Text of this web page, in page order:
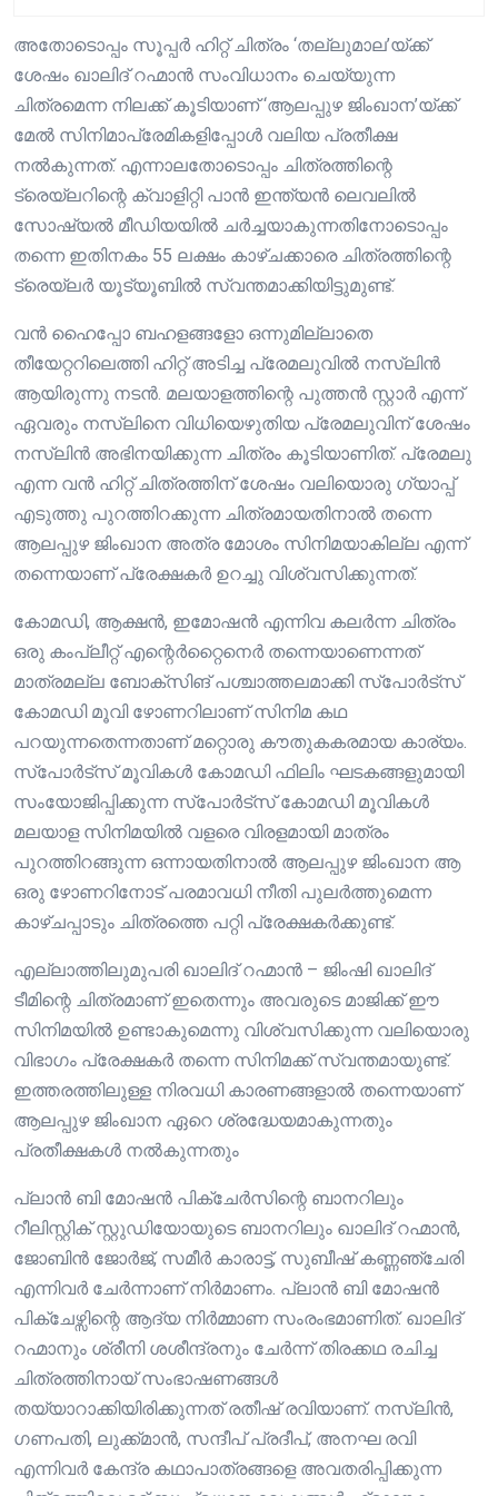
അതോടൊപ്പം സൂപ്പർ ഹിറ്റ് ചിത്രം ‘തല്ലുമാല’യ്ക്ക്
ശേഷം ഖാലിദ് റഹ്മാൻ സംവിധാനം ചെയ്യുന്ന
ചിത്രമെന്ന നിലക്ക് കൂടിയാണ് ‘ആലപ്പുഴ ജിംഖാന’യ്ക്ക്
മേൽ സിനിമാപ്രേമികളിപ്പോൾ വലിയ പ്രതീക്ഷ
നൽകുന്നത്. എന്നാലതോടൊപ്പം ചിത്രത്തിന്റെ
ട്രെയ്ലറിന്റെ ക്വാളിറ്റി പാൻ ഇന്ത്യൻ ലെവലിൽ
സോഷ്യൽ മീഡിയയിൽ ചർച്ചയാകുന്നതിനോടൊപ്പം
തന്നെ ഇതിനകം 55 ലക്ഷം കാഴ്ചക്കാരെ ചിത്രത്തിന്റെ
ട്രെയ്ലർ യൂട്യൂബിൽ സ്വന്തമാക്കിയിട്ടുമുണ്ട്.
വൻ ഹൈപ്പോ ബഹളങ്ങളോ ഒന്നുമില്ലാതെ
തീയേറ്ററിലെത്തി ഹിറ്റ് അടിച്ച പ്രേമലുവിൽ നസ്ലിൻ
ആയിരുന്നു നടൻ. മലയാളത്തിന്റെ പുത്തൻ സ്റ്റാർ എന്ന്
ഏവരും നസ്ലിനെ വിധിയെഴുതിയ പ്രേമലുവിന് ശേഷം
നസ്ലിൻ അഭിനയിക്കുന്ന ചിത്രം കൂടിയാണിത്. പ്രേമലു
എന്ന വൻ ഹിറ്റ്‌ ചിത്രത്തിന് ശേഷം വലിയൊരു ഗ്യാപ്പ്
എടുത്തു പുറത്തിറക്കുന്ന ചിത്രമായതിനാൽ തന്നെ
ആലപ്പുഴ ജിംഖാന അത്ര മോശം സിനിമയാകില്ല എന്ന്
തന്നെയാണ് പ്രേക്ഷകർ ഉറച്ചു വിശ്വസിക്കുന്നത്.
കോമഡി, ആക്ഷൻ, ഇമോഷൻ എന്നിവ കലർന്ന ചിത്രം
ഒരു കംപ്ലീറ്റ് എന്റെർറ്റൈനെർ തന്നെയാണെന്നത്
മാത്രമല്ല ബോക്സിങ് പശ്ചാത്തലമാക്കി സ്പോർട്സ്
കോമഡി മൂവി ഴോണറിലാണ് സിനിമ കഥ
പറയുന്നതെന്നതാണ് മറ്റൊരു കൗതുകകരമായ കാര്യം.
സ്പോർട്സ് മൂവികൾ കോമഡി ഫിലിം ഘടകങ്ങളുമായി
സംയോജിപ്പിക്കുന്ന സ്പോർട്സ് കോമഡി മൂവികൾ
മലയാള സിനിമയിൽ വളരെ വിരളമായി മാത്രം
പുറത്തിറങ്ങുന്ന ഒന്നായതിനാൽ ആലപ്പുഴ ജിംഖാന ആ
ഒരു ഴോണറിനോട്‌ പരമാവധി നീതി പുലർത്തുമെന്ന
കാഴ്ചപ്പാടും ചിത്രത്തെ പറ്റി പ്രേക്ഷകർക്കുണ്ട്.
എല്ലാത്തിലുമുപരി ഖാലിദ് റഹ്മാൻ – ജിംഷി ഖാലിദ്
ടീമിന്റെ ചിത്രമാണ് ഇതെന്നും അവരുടെ മാജിക്ക് ഈ
സിനിമയിൽ ഉണ്ടാകുമെന്നു വിശ്വസിക്കുന്ന വലിയൊരു
വിഭാഗം പ്രേക്ഷകർ തന്നെ സിനിമക്ക് സ്വന്തമായുണ്ട്.
ഇത്തരത്തിലുള്ള നിരവധി കാരണങ്ങളാൽ തന്നെയാണ്
ആലപ്പുഴ ജിംഖാന ഏറെ ശ്രദ്ധേയമാകുന്നതും
പ്രതീക്ഷകൾ നൽകുന്നതും
പ്ലാൻ ബി മോഷൻ പിക്ചേർസിന്റെ ബാനറിലും
റീലിസ്റ്റിക് സ്റ്റുഡിയോയുടെ ബാനറിലും ഖാലിദ് റഹ്മാൻ,
ജോബിൻ ജോർജ്, സമീർ കാരാട്ട്, സുബീഷ് കണ്ണഞ്ചേരി
എന്നിവർ ചേർന്നാണ് നിർമാണം. പ്ലാൻ ബി മോഷൻ
പിക്ചേഴ്സിന്റെ ആദ്യ നിർമ്മാണ സംരംഭമാണിത്. ഖാലിദ്
റഹ്മാനും ശ്രീനി ശശീന്ദ്രനും ചേർന്ന് തിരക്കഥ രചിച്ച
ചിത്രത്തിനായ് സംഭാഷണങ്ങൾ
തയ്യാറാക്കിയിരിക്കുന്നത് രതീഷ് രവിയാണ്. നസ്ലിൻ,
ഗണപതി, ലുക്ക്മാൻ, സന്ദീപ് പ്രദീപ്, അനഘ രവി
എന്നിവർ കേന്ദ്ര കഥാപാത്രങ്ങളെ അവതരിപ്പിക്കുന്ന